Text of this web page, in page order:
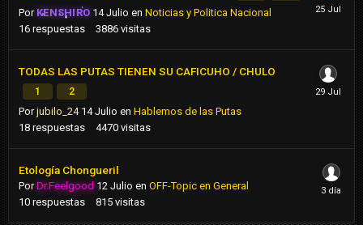
Por KENSHIRO 14 Julio enNoticias y Politica Nacional
16 respuestas 3886 visitas
TODAS LAS PUTAS TIENEN SU CAFICUHO / CHULO
1 2
Porjubilo_24 14 Julio en Hablemos de las Putas
18 respuestas 4470 visitas
Etología Chongueril
PorDr.Feelgood 12 Julio en OFF-Topic en General
10 respuestas 815 visitas